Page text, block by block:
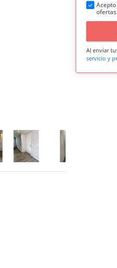
Al enviar
servicio y